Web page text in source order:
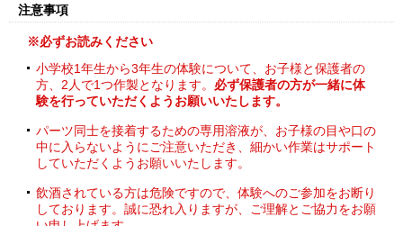
注意事項
※必ずお読みください
小学校1年生から3年生の体験について、お子様と保護者の
方、2人で1つ作製となります。 必ず保護者の方が一緒に体
験を行っていただくようお願いいたします。
パーツ同士を接着するための専用溶液が、お子様の目や口の
中に入らないようにご注意いただき、細かい作業はサポート
していただくようお願いいたします。
飲酒されている方は危険ですので、体験へのご参加をお断り
しております。誠に恐れ入りますが、ご理解とご協力をお願